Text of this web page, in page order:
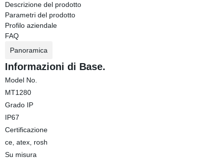
Descrizione del prodotto
Parametri del prodotto
Profilo aziendale
FAQ
Panoramica
Informazioni di Base.
Model No.
MT1280
Grado IP
IP67
Certificazione
ce, atex, rosh
Su misura